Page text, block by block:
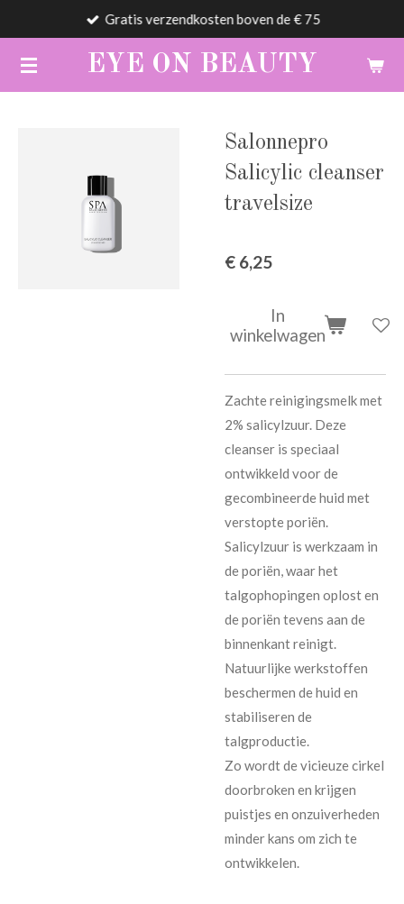
naar
de
EYE ON BEAUTY
Gratis verzendkosten boven de € 75
Salonnepro
Salicylic cleanser
travelsize
€ 6,25
In
winkelwagen
Zachte reinigingsmelk met
2% salicylzuur. Deze
cleanser is speciaal
ontwikkeld voor de
gecombineerde huid met
verstopte poriën.
Salicylzuur is werkzaam in
de poriën, waar het
talgophopingen oplost en
de poriën tevens aan de
binnenkant reinigt.
Natuurlijke werkstoffen
beschermen de huid en
stabiliseren de
talgproductie.
Zo wordt de vicieuze cirkel
doorbroken en krijgen
puistjes en onzuiverheden
minder kans om zich te
ontwikkelen.